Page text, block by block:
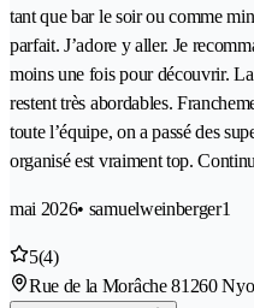
tant que bar le soir ou comme
parfait. J’adore y aller. Je
moins une fois pour découvrir.
restent très abordables.
toute l’équipe, on a passé des
organisé est vraiment top.
mai 2026• samuelweinberger1
5(4)
Rue de la Morâche 81260